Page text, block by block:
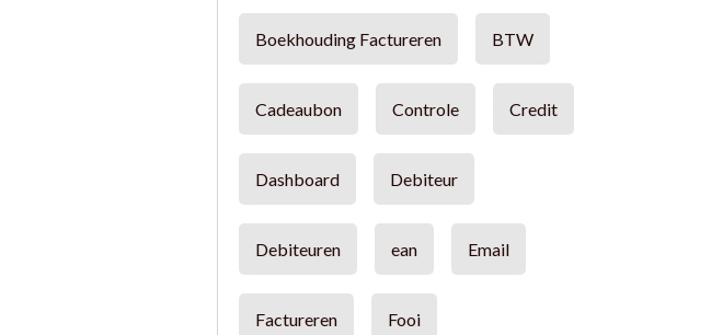
Boekhouding Factureren BTW
Cadeaubon Controle Credit
Dashboard Debiteur
Debiteuren ean Email
Factureren Fooi